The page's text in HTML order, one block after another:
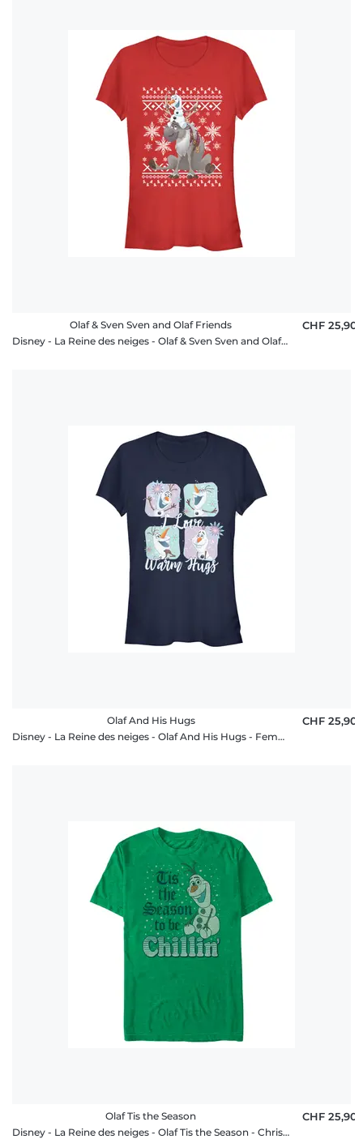
Olaf & Sven Sven and Olaf Friends
Disney - La Reine des neiges - Olaf & Sven Sven and Olaf Friends - Christmas - Femme T-shirt
CHF 25,90
Olaf And His Hugs
Disney - La Reine des neiges - Olaf And His Hugs - Femme T-shirt
CHF 25,90
Olaf Tis the Season
Disney - La Reine des neiges - Olaf Tis the Season - Christmas - Homme T-shirt
CHF 25,90